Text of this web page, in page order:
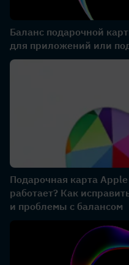
Баланс подарочной
для приложений или
Подарочная карта
работает? Как
и проблемы с балансом